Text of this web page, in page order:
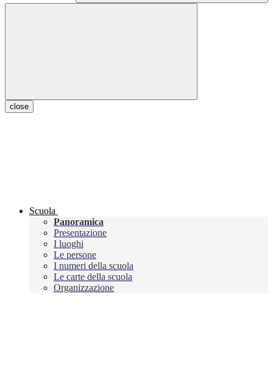
close
Scuola
Panoramica
Presentazione
I luoghi
Le persone
I numeri della scuola
Le carte della scuola
Organizzazione